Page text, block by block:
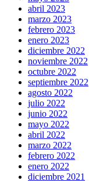
abril 2023
marzo 2023
febrero 2023
enero 2023
diciembre 2022
noviembre 2022
octubre 2022
septiembre 2022
agosto 2022
julio 2022
junio 2022
mayo 2022
abril 2022
marzo 2022
febrero 2022
enero 2022
diciembre 2021